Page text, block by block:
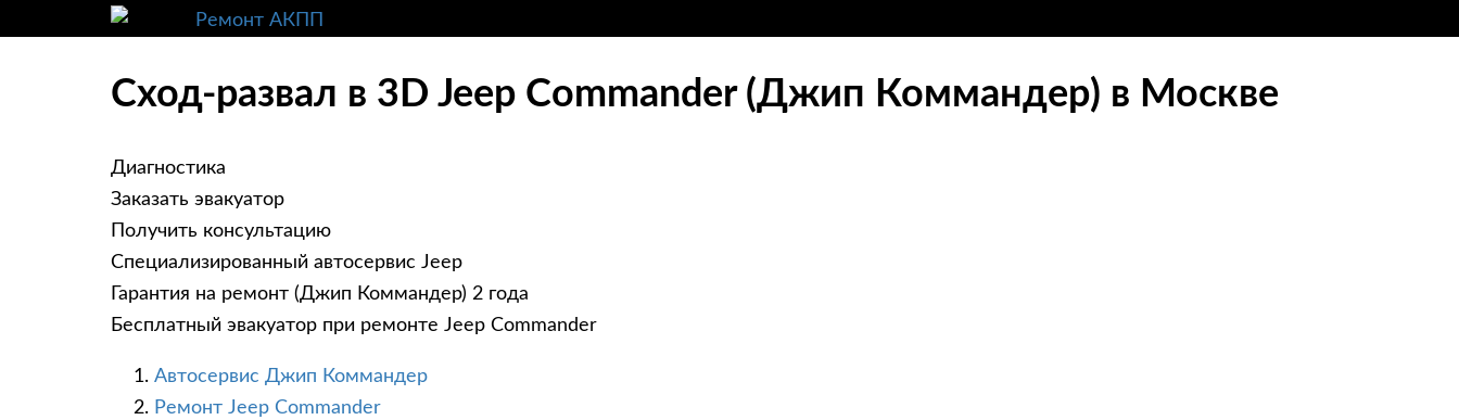
Ремонт АКПП
Сход-развал в 3D Jeep Commander (Джип Коммандер) в Москве
Диагностика
Заказать эвакуатор
Получить консультацию
Специализированный автосервис Jeep
Гарантия на ремонт (Джип Коммандер) 2 года
Бесплатный эвакуатор при ремонте Jeep Commander
Автосервис Джип Коммандер
Ремонт Jeep Commander